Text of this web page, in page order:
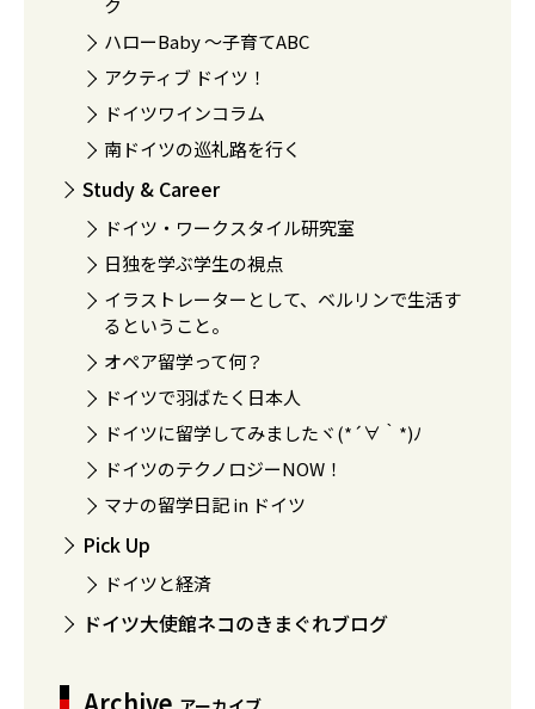
ハローBaby 〜子育てABC
アクティブ ドイツ！
ドイツワインコラム
南ドイツの巡礼路を行く
Study & Career
ドイツ・ワークスタイル研究室
日独を学ぶ学生の視点
イラストレーターとして、ベルリンで生活す
るということ。
オペア留学って何？
ドイツで羽ばたく日本人
ドイツに留学してみましたヾ(*´∀｀*)ﾉ
ドイツのテクノロジーNOW！
マナの留学日記 in ドイツ
Pick Up
ドイツと経済
ドイツ大使館ネコのきまぐれブログ
Archive